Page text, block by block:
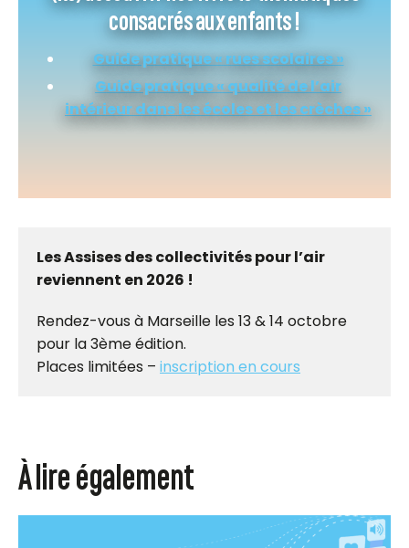
consacrés aux enfants !
Guide pratique « rues scolaires »
Guide pratique « qualité de l’air
intérieur dans les écoles et les crèches »
Les Assises des collectivités pour l’air
reviennent en 2026 !
Rendez-vous à Marseille les 13 & 14 octobre
pour la 3ème édition.
Places limitées – inscription en cours
À lire également